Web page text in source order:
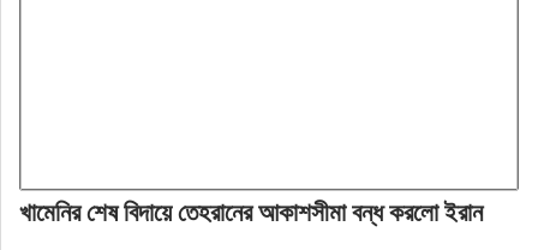
খামেনির শেষ বিদায়ে তেহরানের আকাশসীমা বন্ধ করলো ইরান